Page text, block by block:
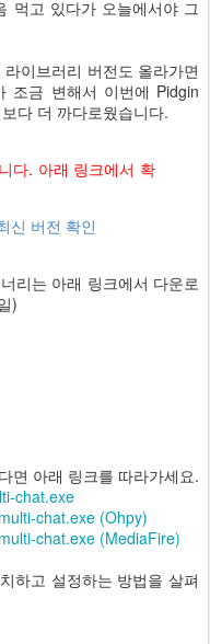
먹고 있다가 오늘에서야 그
이브러리 버전도 올라가면
조금 변해서 이번에 Pidgin
다 더 까다로웠습니다.
다. 아래 링크에서 확
신 버전 확인
리는 아래 링크에서 다운로
)
면 아래 링크를 따라가세요.
chat.exe
chat.exe (Ohpy)
chat.exe (MediaFire)
하고 설정하는 방법을 살펴